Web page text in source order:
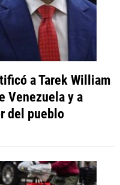
a Tarek William
Venezuela y a
del pueblo